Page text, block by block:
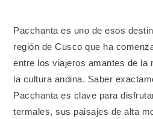
Pacchanta es uno de esos
región de Cusco que ha
entre los viajeros amantes de la
la cultura andina. Saber
Pacchanta es clave para
termales, sus paisajes de alta